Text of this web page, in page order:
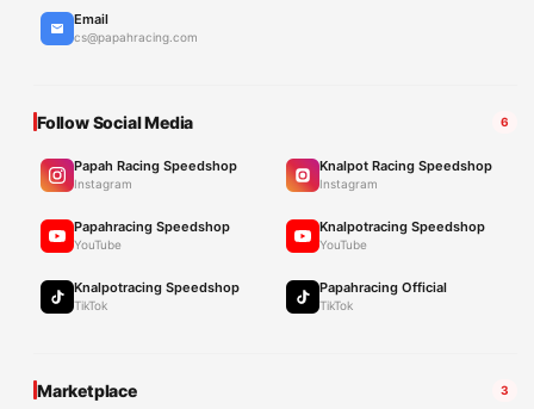
Email
cs@papahracing.com
Follow Social Media 6
Papah Racing Speedshop
Instagram
Knalpot Racing Speedshop
Instagram
Papahracing Speedshop
YouTube
Knalpotracing Speedshop
YouTube
Knalpotracing Speedshop
TikTok
Papahracing Official
TikTok
Marketplace 3